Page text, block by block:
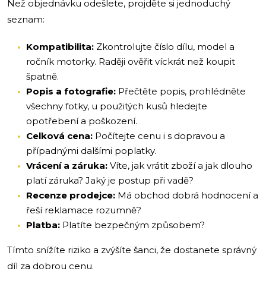
Než objednávku odešlete, projděte si jednoduchý
seznam:
Kompatibilita: Zkontrolujte číslo dílu, model a
ročník motorky. Raději ověřit víckrát než koupit
špatně.
Popis a fotografie: Přečtěte popis, prohlédněte
všechny fotky, u použitých kusů hledejte
opotřebení a poškození.
Celková cena: Počítejte cenu i s dopravou a
případnými dalšími poplatky.
Vrácení a záruka: Víte, jak vrátit zboží a jak dlouho
platí záruka? Jaký je postup při vadě?
Recenze prodejce: Má obchod dobrá hodnocení a
řeší reklamace rozumně?
Platba: Platíte bezpečným způsobem?
Tímto snížíte riziko a zvýšíte šanci, že dostanete správný
díl za dobrou cenu.